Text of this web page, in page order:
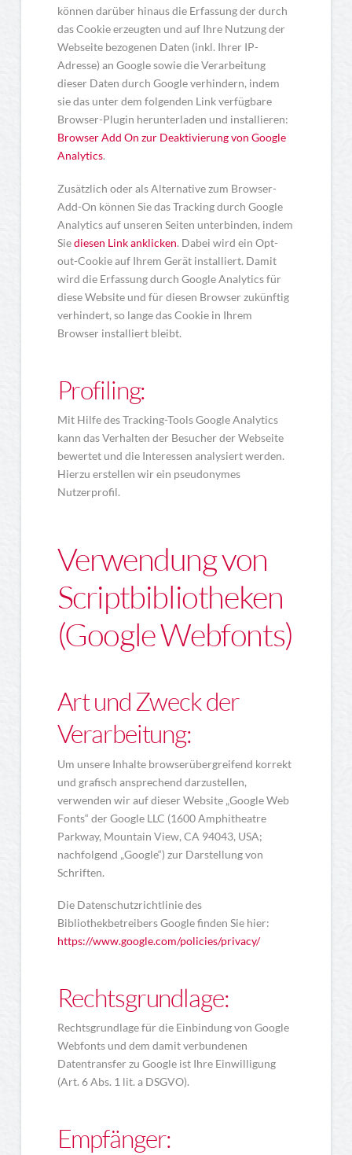
können darüber hinaus die Erfassung der durch
das Cookie erzeugten und auf Ihre Nutzung der
Webseite bezogenen Daten (inkl. Ihrer IP-
Adresse) an Google sowie die Verarbeitung
dieser Daten durch Google verhindern, indem
sie das unter dem folgenden Link verfügbare
Browser-Plugin herunterladen und installieren:
Browser Add On zur Deaktivierung von Google
Analytics.
Zusätzlich oder als Alternative zum Browser-
Add-On können Sie das Tracking durch Google
Analytics auf unseren Seiten unterbinden, indem
Siediesen Link anklicken. Dabei wird ein Opt-
out-Cookie auf Ihrem Gerät installiert. Damit
wird die Erfassung durch Google Analytics für
diese Website und für diesen Browser zukünftig
verhindert, so lange das Cookie in Ihrem
Browser installiert bleibt.
Profiling:
Mit Hilfe des Tracking-Tools Google Analytics
kann das Verhalten der Besucher der Webseite
bewertet und die Interessen analysiert werden.
Hierzu erstellen wir ein pseudonymes
Nutzerprofil.
Verwendung von
Scriptbibliotheken
(Google Webfonts)
Art und Zweck der
Verarbeitung:
Um unsere Inhalte browserübergreifend korrekt
und grafisch ansprechend darzustellen,
verwenden wir auf dieser Website „Google Web
Fonts“ der Google LLC (1600 Amphitheatre
Parkway, Mountain View, CA 94043, USA;
nachfolgend „Google“) zur Darstellung von
Schriften.
Die Datenschutzrichtlinie des
Bibliothekbetreibers Google finden Sie hier:
https://www.google.com/policies/privacy/
Rechtsgrundlage:
Rechtsgrundlage für die Einbindung von Google
Webfonts und dem damit verbundenen
Datentransfer zu Google ist Ihre Einwilligung
(Art. 6 Abs. 1 lit. a DSGVO).
Empfänger: